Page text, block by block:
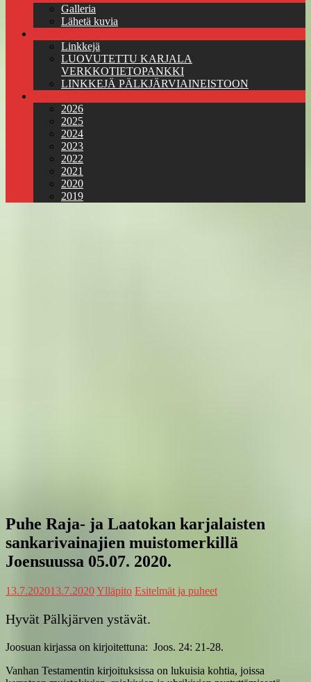
Galleria
Lähetä kuvia
Linkkejä
LUOVUTETTU KARJALA
VERKKOTIETOPANKKI
LINKKEJÄ PÄLKJÄRVIAINEISTOON
2026
2025
2024
2023
2022
2021
2020
2019
Puhe Raja- ja Laatokan karjalaisten
sankarivainajien muistomerkillä
Joensuussa 05.07. 2020.
13.7.202013.7.2020Ylläpito Esitelmät ja puheet
Hyvät Pälkjärven ystävät.
Joosuan kirjassa on kirjoitettuna: Joos. 24: 21-28.
Vanhan Testamentin kirjoituksissa on lukuisia kohtia, joissa